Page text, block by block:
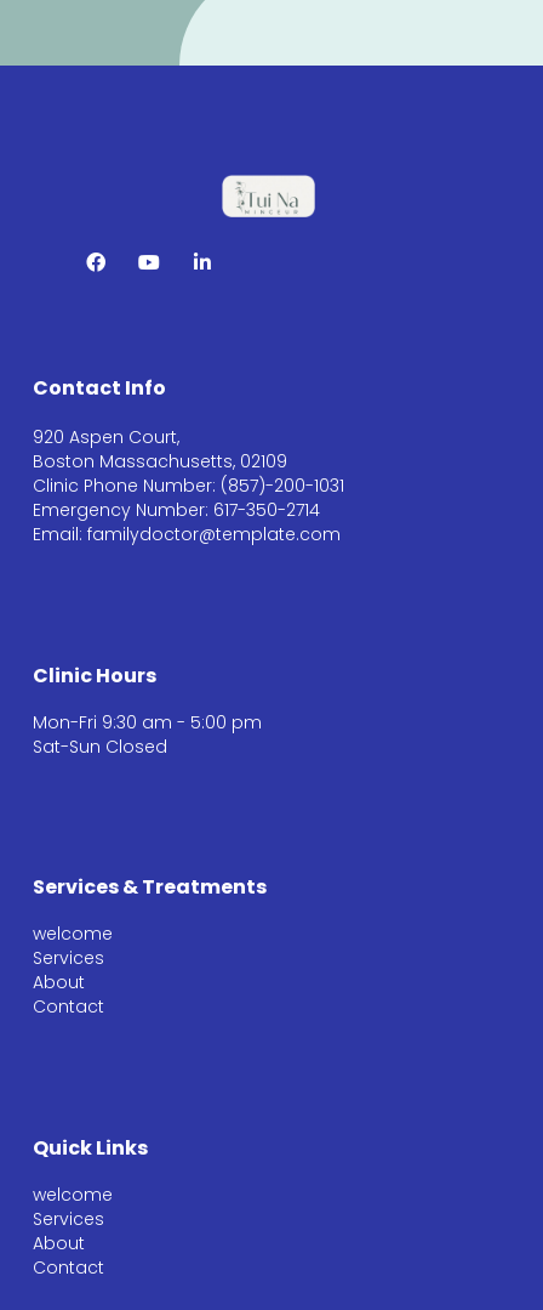
Contact Info
920 Aspen Court,
Boston Massachusetts, 02109
Clinic Phone Number: (857)-200-1031
Emergency Number: 617-350-2714
Email: familydoctor@template.com
Clinic Hours
Mon-Fri 9:30 am - 5:00 pm
Sat-Sun Closed
Services & Treatments
welcome
Services
About
Contact
Quick Links
welcome
Services
About
Contact